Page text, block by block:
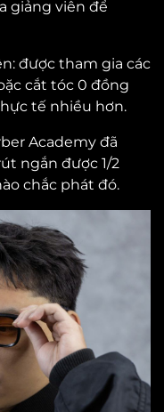
giảng viên để
được tham gia các
cắt tóc 0 đồng
tế nhiều hơn.
Academy đã
ngắn được 1/2
chắc phát đó.